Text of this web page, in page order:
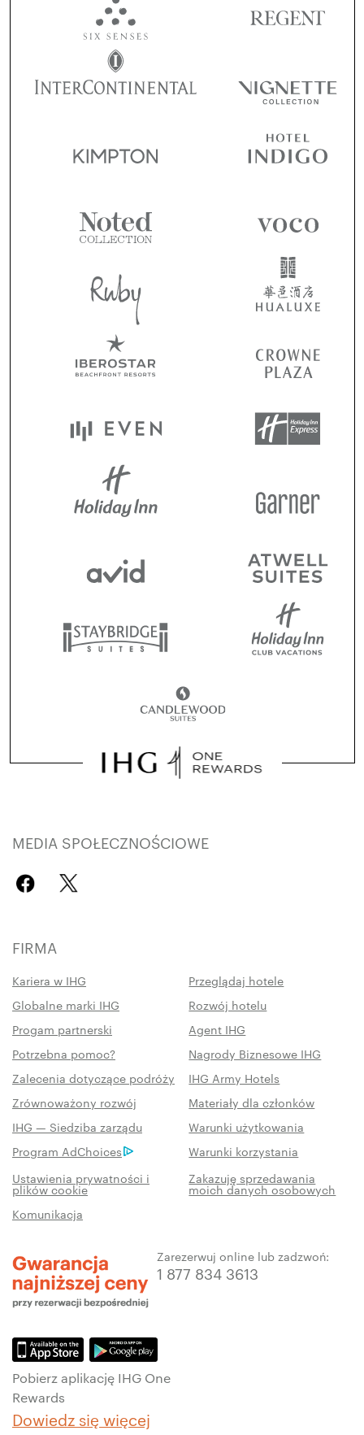
MEDIA SPOŁECZNOŚCIOWE
FIRMA
Kariera w IHG
Przeglądaj hotele
Globalne marki IHG
Rozwój hotelu
Progam partnerski
Agent IHG
Potrzebna pomoc?
Nagrody Biznesowe IHG
Zalecenia dotyczące podróży
IHG Army Hotels
Zrównoważony rozwój
Materiały dla członków
IHG — Siedziba zarządu
Warunki użytkowania
Program AdChoices
Warunki korzystania
Ustawienia prywatności i
plików cookie
Zakazuję sprzedawania
moich danych osobowych
Komunikacja
Zarezerwuj online lub zadzwoń:
1 877 834 3613
Pobierz aplikację IHG One
Rewards
Dowiedz się więcej